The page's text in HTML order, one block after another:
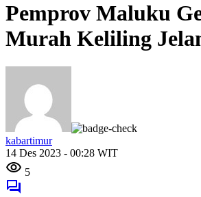
Pemprov Maluku
Murah Keliling
kabartimur
14 Des 2023 - 00:28 WIT
5